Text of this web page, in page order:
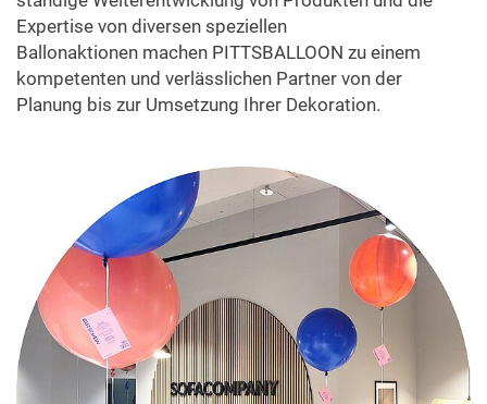
Expertise von diversen speziellen
Ballonaktionen machen PITTSBALLOON zu einem
kompetenten und verlässlichen Partner von der
Planung bis zur Umsetzung Ihrer Dekoration.